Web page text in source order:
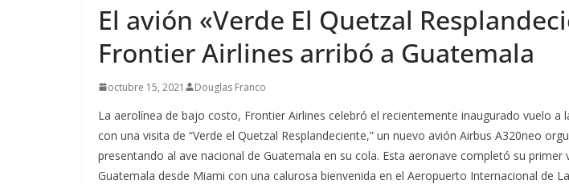
El avión «Verde El Quetzal
Frontier Airlines arribó a Guatemala
octubre 15, 2021 Douglas Franco
La aerolínea de bajo costo, Frontier Airlines celebró el recientemente inaugurado vuelo a
con una visita de “Verde el Quetzal Resplandeciente,” un nuevo avión Airbus A320neo
presentando al ave nacional de Guatemala en su cola. Esta aeronave completó su primer
Guatemala desde Miami con una calurosa bienvenida en el Aeropuerto Internacional de
la integridad como
ventaja competitiva